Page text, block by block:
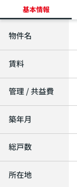
基本情報
物件名
賃料
管理 / 共益費
築年月
総戸数
所在地